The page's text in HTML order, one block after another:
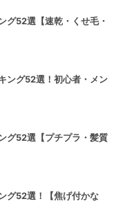
グ52選【速乾・くせ毛・
ング52選！初心者・メン
グ52選【プチプラ・髪質
グ52選！【焦げ付かな